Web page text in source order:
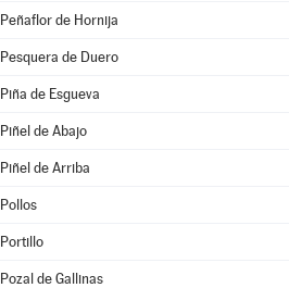
Peñaflor de Hornija
Pesquera de Duero
Piña de Esgueva
Piñel de Abajo
Piñel de Arriba
Pollos
Portillo
Pozal de Gallinas